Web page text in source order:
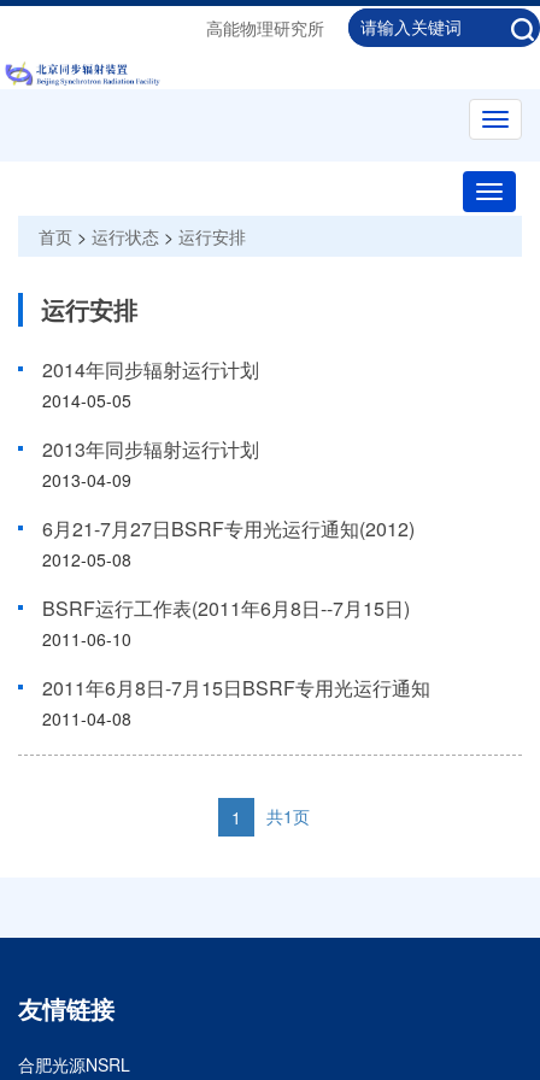
高能物理研究所
Toggle
首页 > 运行状态 > 运行安排
运行安排
2014年同步辐射运行计划
2014-05-05
2013年同步辐射运行计划
2013-04-09
6月21-7月27日BSRF专用光运行通知(2012)
2012-05-08
BSRF运行工作表(2011年6月8日--7月15日)
2011-06-10
2011年6月8日-7月15日BSRF专用光运行通知
2011-04-08
1 共1页
友情链接
合肥光源NSRL